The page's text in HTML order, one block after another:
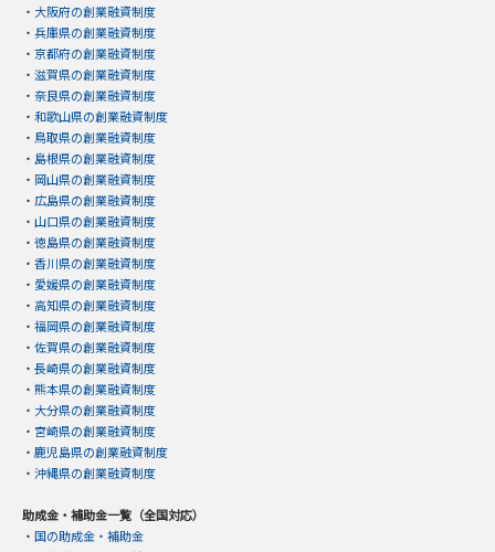
・ 大阪府の創業融資制度
・ 兵庫県の創業融資制度
・ 京都府の創業融資制度
・ 滋賀県の創業融資制度
・ 奈良県の創業融資制度
・ 和歌山県の創業融資制度
・ 鳥取県の創業融資制度
・ 島根県の創業融資制度
・ 岡山県の創業融資制度
・ 広島県の創業融資制度
・ 山口県の創業融資制度
・ 徳島県の創業融資制度
・ 香川県の創業融資制度
・ 愛媛県の創業融資制度
・ 高知県の創業融資制度
・ 福岡県の創業融資制度
・ 佐賀県の創業融資制度
・ 長崎県の創業融資制度
・ 熊本県の創業融資制度
・ 大分県の創業融資制度
・ 宮崎県の創業融資制度
・ 鹿児島県の創業融資制度
・ 沖縄県の創業融資制度
助成金・補助金一覧（全国対応）
・ 国の助成金・補助金